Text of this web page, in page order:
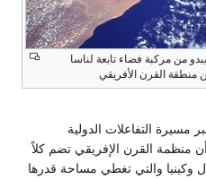
من مركبة فضاء تابعة لناسا
منطقة القرن الأفريقي
مسيرة التفاعلات الدولية
منظمة القرن الإفريقي تضم كلاً
وكينيا والتي تغطي مساحة قدرها